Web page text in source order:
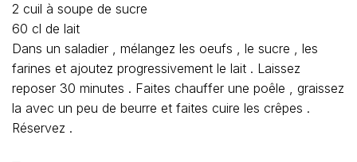
2 cuil à soupe de sucre
60 cl de lait
Dans un saladier , mélangez les oeufs , le sucre , les
farines et ajoutez progressivement le lait . Laissez
reposer 30 minutes . Faites chauffer une poêle , graissez
la avec un peu de beurre et faites cuire les crêpes .
Réservez .